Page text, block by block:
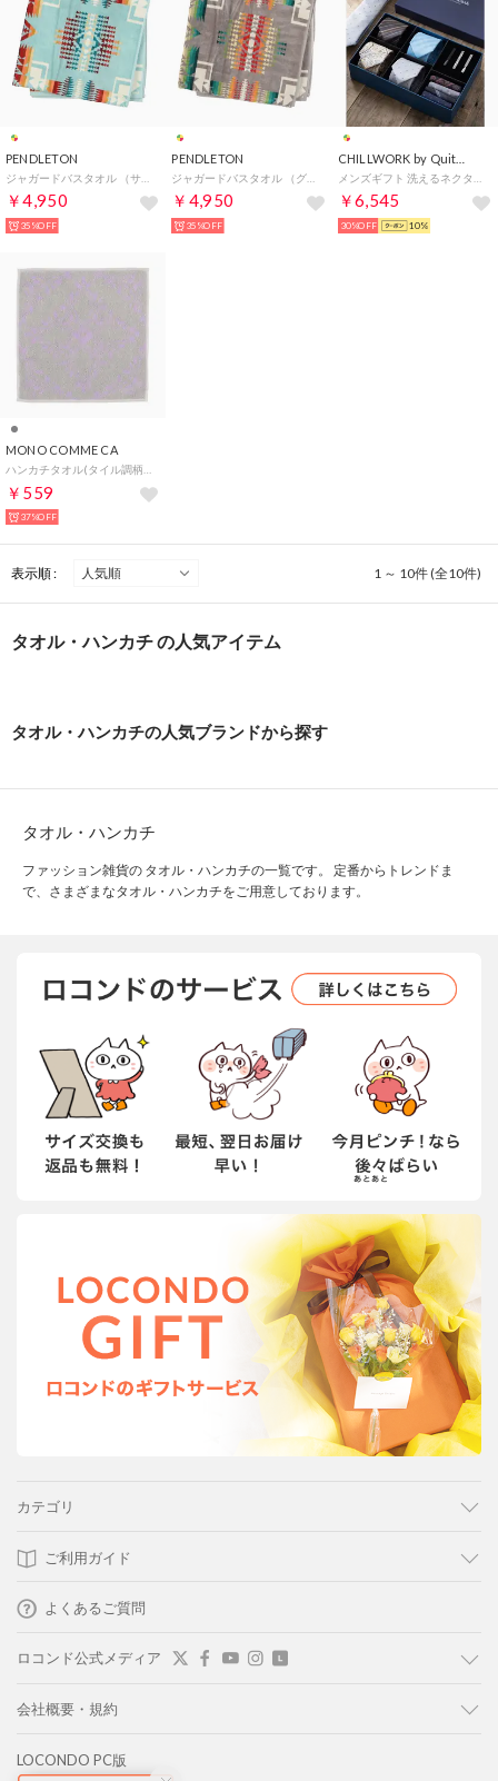
PENDLETON
￥4,950
35%OFF
PENDLETON
￥4,950
35%OFF
￥6,545
30%OFF 10%
MONO COMME CA
￥559
37%OFF
表示順 : 1 ～ 10件 (全10件)
タオル・ハンカチ の人気アイテム
タオル・ハンカチの人気ブランドから探す
タオル・ハンカチ
ファッション雑貨の タオル・ハンカチの一覧です。 定番からトレンドま
で、さまざまなタオル・ハンカチをご用意しております。
カテゴリ
ご利用ガイド
よくあるご質問
ロコンド公式メディア
会社概要・規約
LOCONDO PC版